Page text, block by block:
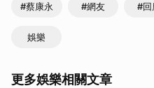
#蔡康永 #網友 #回
娛樂
更多娛樂相關文章